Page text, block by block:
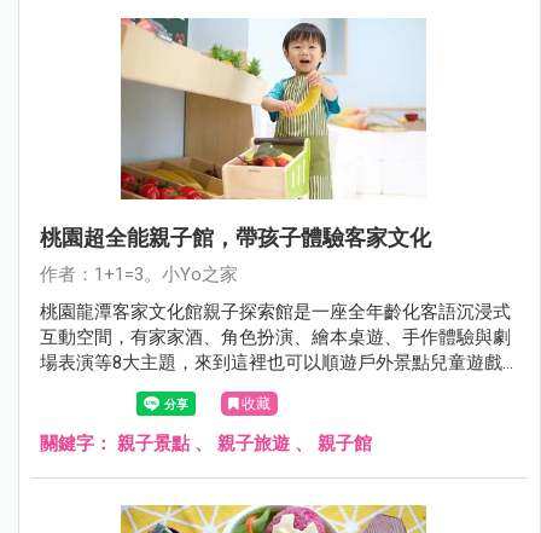
桃園超全能親子館，帶孩子體驗客家文化
作者：1+1=3。小Yo之家
桃園龍潭客家文化館親子探索館是一座全年齡化客語沉浸式
互動空間，有家家酒、角色扮演、繪本桌遊、手作體驗與劇
場表演等8大主題，來到這裡也可以順遊戶外景點兒童遊戲
場，桐花季賞桐花。
收藏
關鍵字： 親子景點 、 親子旅遊 、 親子館